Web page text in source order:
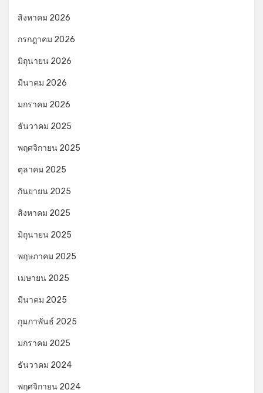
สิงหาคม 2026
กรกฎาคม 2026
มิถุนายน 2026
มีนาคม 2026
มกราคม 2026
ธันวาคม 2025
พฤศจิกายน 2025
ตุลาคม 2025
กันยายน 2025
สิงหาคม 2025
มิถุนายน 2025
พฤษภาคม 2025
เมษายน 2025
มีนาคม 2025
กุมภาพันธ์ 2025
มกราคม 2025
ธันวาคม 2024
พฤศจิกายน 2024